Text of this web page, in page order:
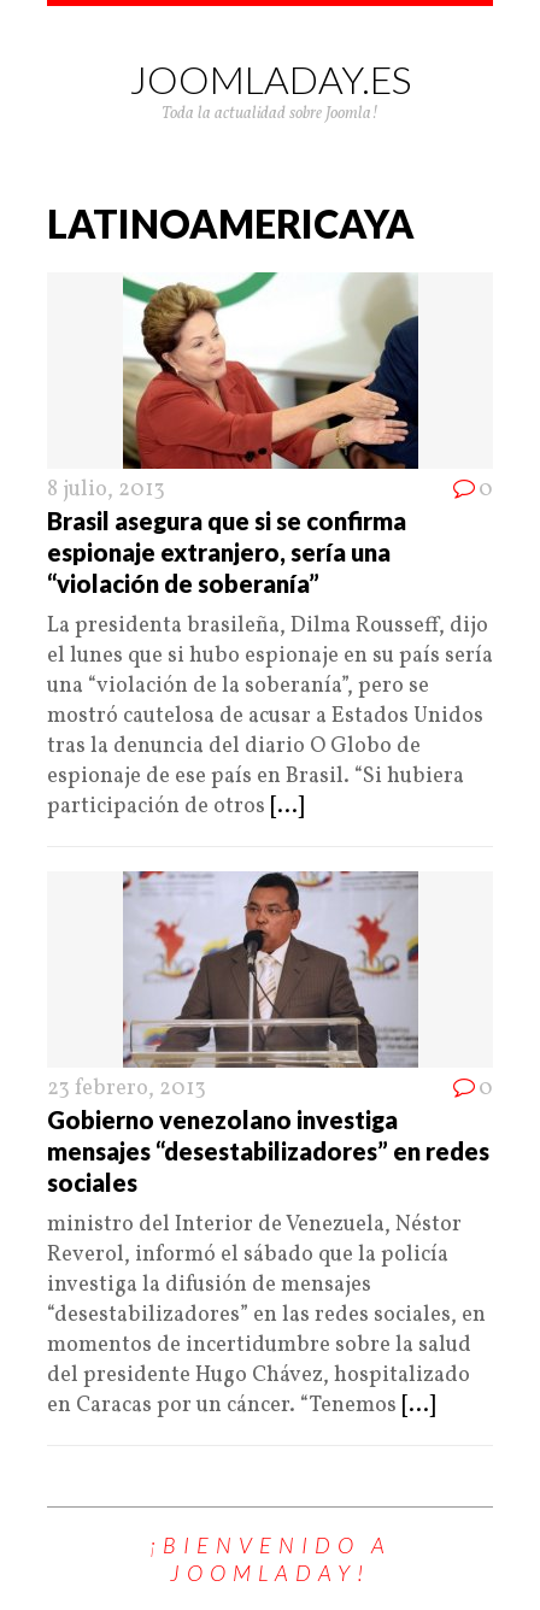
JOOMLADAY.ES
Toda la actualidad sobre Joomla!
LATINOAMERICAYA
8 julio, 2013 0
Brasil asegura que si se confirma
espionaje extranjero, sería una
“violación de soberanía”
La presidenta brasileña, Dilma Rousseff, dijo
el lunes que si hubo espionaje en su país sería
una “violación de la soberanía”, pero se
mostró cautelosa de acusar a Estados Unidos
tras la denuncia del diario O Globo de
espionaje de ese país en Brasil. “Si hubiera
participación de otros [...]
23 febrero, 2013 0
Gobierno venezolano investiga
mensajes “desestabilizadores” en redes
sociales
ministro del Interior de Venezuela, Néstor
Reverol, informó el sábado que la policía
investiga la difusión de mensajes
“desestabilizadores” en las redes sociales, en
momentos de incertidumbre sobre la salud
del presidente Hugo Chávez, hospitalizado
en Caracas por un cáncer. “Tenemos [...]
¡BIENVENIDO A
JOOMLADAY!